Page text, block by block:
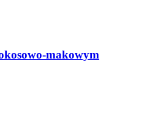
makowym